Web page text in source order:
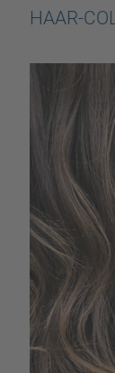
HAAR-